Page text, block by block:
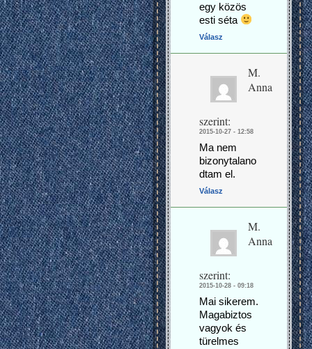
egy közös
esti séta
Válasz
M.
Anna
szerint:
2015-10-27 - 12:58
Ma nem
bizonytalano
dtam el.
Válasz
M.
Anna
szerint:
2015-10-28 - 09:18
Mai sikerem.
Magabiztos
vagyok és
türelmes